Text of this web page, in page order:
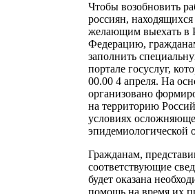
Чтобы возобновить
россиян,
желающим выехать в
Федерацию,
заполнить
портале госуслуг,
00.00 4 апреля. На
организовано
на территорию
условиях
эпидемиологической
Гражданам,
соответствующие
будет оказана
помощь на время их